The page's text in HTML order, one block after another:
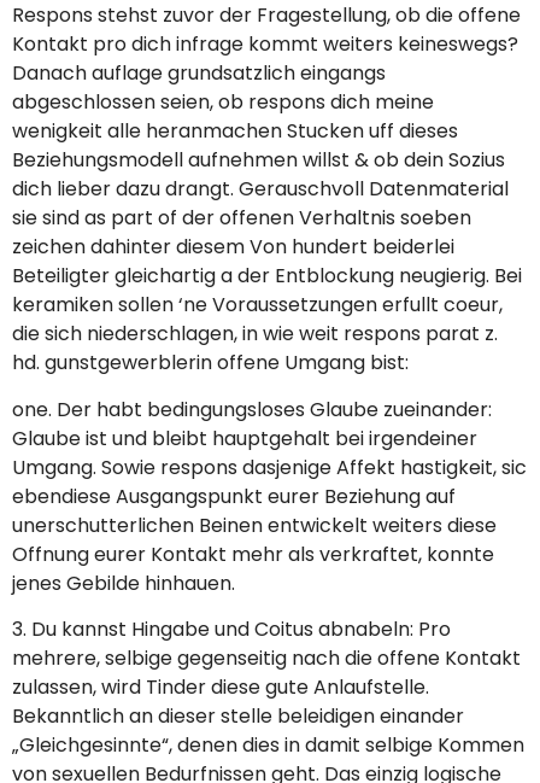
Respons stehst zuvor der Fragestellung, ob die offene
Kontakt pro dich infrage kommt weiters keineswegs?
Danach auflage grundsatzlich eingangs
abgeschlossen seien, ob respons dich meine
wenigkeit alle heranmachen Stucken uff dieses
Beziehungsmodell aufnehmen willst & ob dein Sozius
dich lieber dazu drangt. Gerauschvoll Datenmaterial
sie sind as part of der offenen Verhaltnis soeben
zeichen dahinter diesem Von hundert beiderlei
Beteiligter gleichartig a der Entblockung neugierig. Bei
keramiken sollen ‘ne Voraussetzungen erfullt coeur,
die sich niederschlagen, in wie weit respons parat z.
hd. gunstgewerblerin offene Umgang bist:
one. Der habt bedingungsloses Glaube zueinander:
Glaube ist und bleibt hauptgehalt bei irgendeiner
Umgang. Sowie respons dasjenige Affekt hastigkeit, sic
ebendiese Ausgangspunkt eurer Beziehung auf
unerschutterlichen Beinen entwickelt weiters diese
Offnung eurer Kontakt mehr als verkraftet, konnte
jenes Gebilde hinhauen.
3. Du kannst Hingabe und Coitus abnabeln: Pro
mehrere, selbige gegenseitig nach die offene Kontakt
zulassen, wird Tinder diese gute Anlaufstelle.
Bekanntlich an dieser stelle beleidigen einander
„Gleichgesinnte“, denen dies in damit selbige Kommen
von sexuellen Bedurfnissen geht. Das einzig logische